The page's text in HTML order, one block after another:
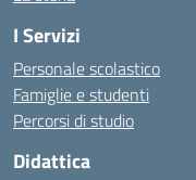
I Servizi
Personale scolastico
Famiglie e studenti
Percorsi di studio
Didattica